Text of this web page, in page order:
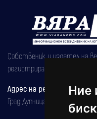
Ние
Собственик и издател на
регистрирана на 08.05.2002
Адрес на редакцията
Град Дупница, ул.''Христо